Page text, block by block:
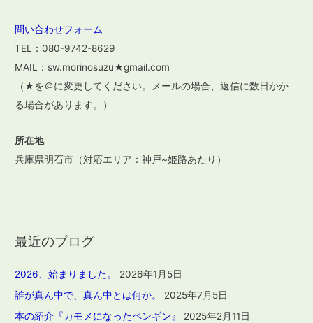
問い合わせフォーム
TEL：080-9742-8629
MAIL：sw.morinosuzu★gmail.com
（★を＠に変更してください。メールの場合、返信に数日かか
る場合があります。）
所在地
兵庫県明石市（対応エリア：神戸~姫路あたり）
最近のブログ
2026、始まりました。
2026年1月5日
誰が真ん中で、真ん中とは何か。
2025年7月5日
本の紹介『カモメになったペンギン』
2025年2月11日